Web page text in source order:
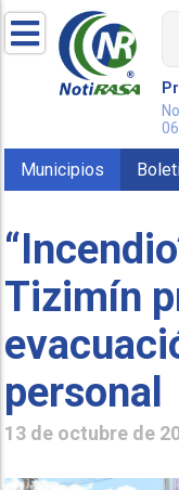
Municipios
Tizimín
personal
13 de octubre de